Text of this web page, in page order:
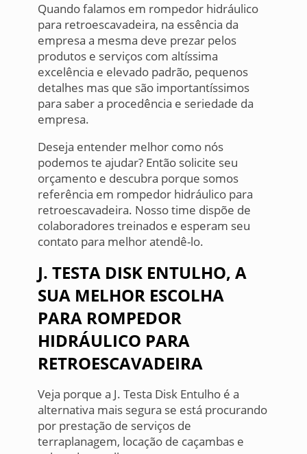
Quando falamos em rompedor hidráulico
para retroescavadeira, na essência da
empresa a mesma deve prezar pelos
produtos e serviços com altíssima
excelência e elevado padrão, pequenos
detalhes mas que são importantíssimos
para saber a procedência e seriedade da
empresa.
Deseja entender melhor como nós
podemos te ajudar? Então solicite seu
orçamento e descubra porque somos
referência em rompedor hidráulico para
retroescavadeira. Nosso time dispõe de
colaboradores treinados e esperam seu
contato para melhor atendê-lo.
J. TESTA DISK ENTULHO, A
SUA MELHOR ESCOLHA
PARA ROMPEDOR
HIDRÁULICO PARA
RETROESCAVADEIRA
Veja porque a J. Testa Disk Entulho é a
alternativa mais segura se está procurando
por prestação de serviços de
terraplanagem, locação de caçambas e